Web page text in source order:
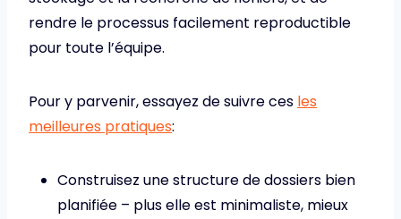
rendre le processus facilement reproductible
pour toute l’équipe.
Pour y parvenir, essayez de suivre ces les
meilleures pratiques:
Construisez une structure de dossiers bien
planifiée – plus elle est minimaliste, mieux